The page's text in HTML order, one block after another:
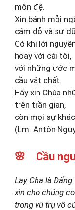
môn đệ.
Xin bánh mỗi
cám dỗ và sự
Có khi lời
hoay với cái tôi,
với những ước
cầu vật chất.
Hãy xin Chúa
trên trần gian,
còn mọi sự
(Lm. Antôn
🌸 Cầu
Lạy Cha là Đấng
xin cho chúng
trong vũ trụ vô